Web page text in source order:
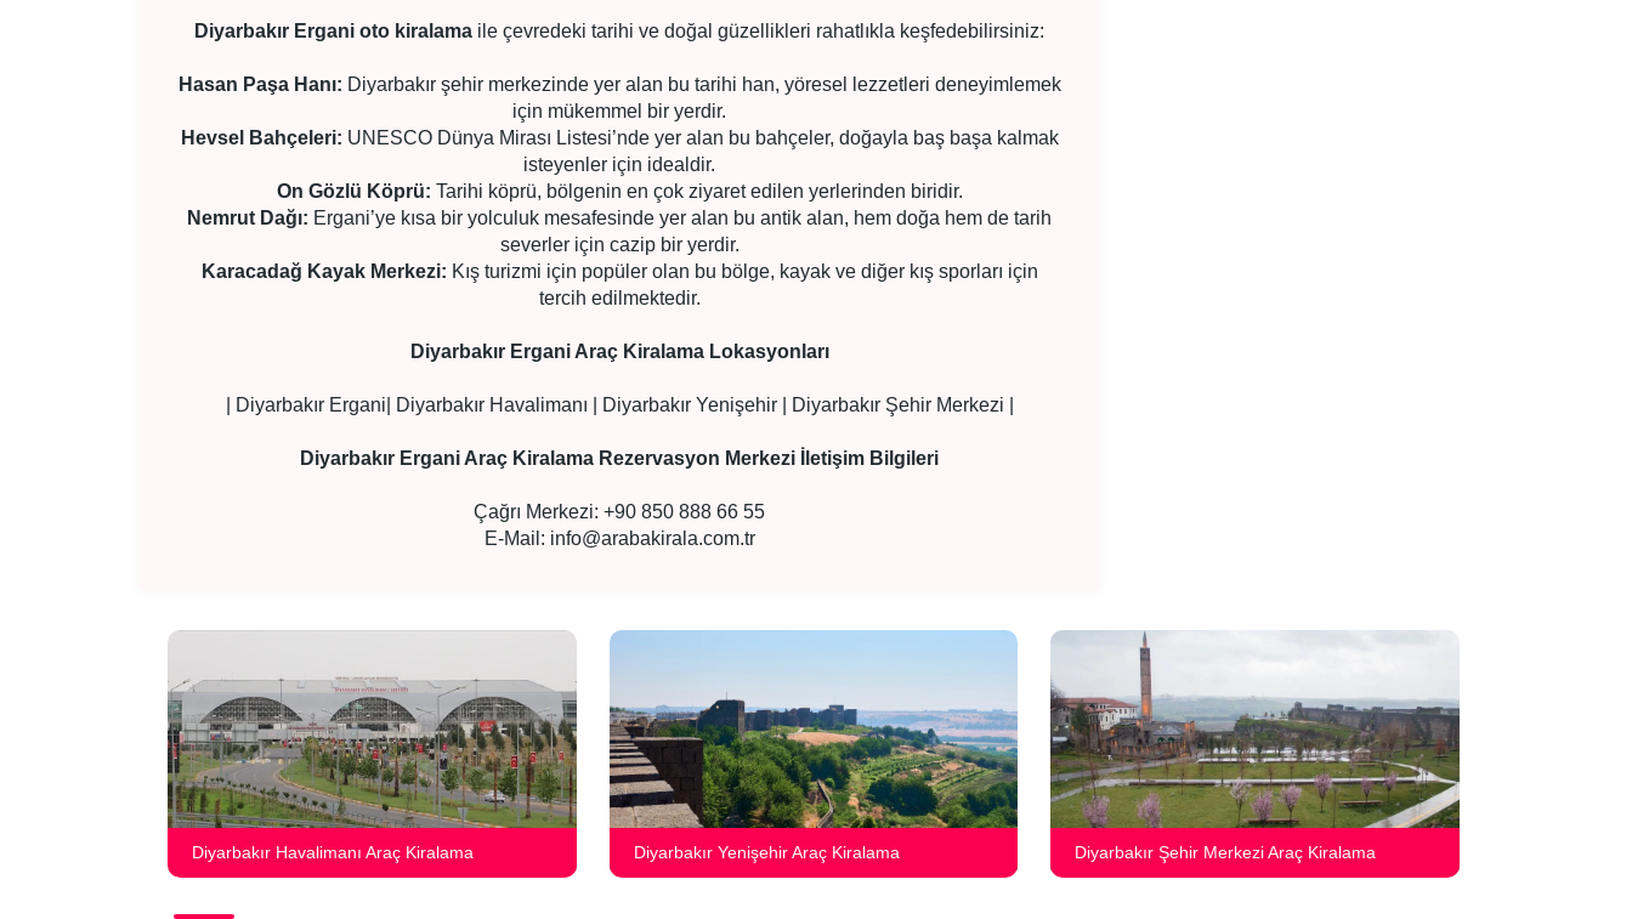
Diyarbakır Ergani oto kiralama ile çevredeki tarihi ve doğal güzellikleri rahatlıkla keşfedebilirsiniz:
Hasan Paşa Hanı: Diyarbakır şehir merkezinde yer alan bu tarihi han, yöresel lezzetleri deneyimlemek
için mükemmel bir yerdir.
Hevsel Bahçeleri: UNESCO Dünya Mirası Listesi’nde yer alan bu bahçeler, doğayla baş başa kalmak
isteyenler için idealdir.
On Gözlü Köprü: Tarihi köprü, bölgenin en çok ziyaret edilen yerlerinden biridir.
Nemrut Dağı: Ergani’ye kısa bir yolculuk mesafesinde yer alan bu antik alan, hem doğa hem de tarih
severler için cazip bir yerdir.
Karacadağ Kayak Merkezi: Kış turizmi için popüler olan bu bölge, kayak ve diğer kış sporları için
tercih edilmektedir.
Diyarbakır Ergani Araç Kiralama Lokasyonları
| Diyarbakır Ergani| Diyarbakır Havalimanı | Diyarbakır Yenişehir | Diyarbakır Şehir Merkezi |
Diyarbakır Ergani Araç Kiralama Rezervasyon Merkezi İletişim Bilgileri
Çağrı Merkezi: +90 850 888 66 55
E-Mail: info@arabakirala.com.tr
Diyarbakır Havalimanı Araç Kiralama Diyarbakır Yenişehir Araç Kiralama Diyarbakır Şehir Merkezi Araç Kiralama